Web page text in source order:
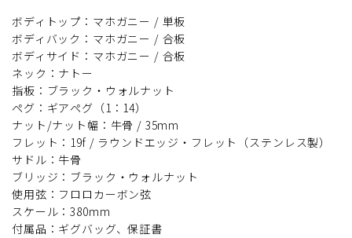
ボディトップ：マホガニー / 単板
ボディバック：マホガニー / 合板
ボディサイド：マホガニー / 合板
ネック：ナトー
指板：ブラック・ウォルナット
ペグ：ギアペグ（1：14）
ナット/ナット幅：牛骨 / 35mm
フレット：19f / ラウンドエッジ・フレット（ステンレス製）
サドル：牛骨
ブリッジ：ブラック・ウォルナット
使用弦：フロロカーボン弦
スケール：380mm
付属品：ギグバッグ、保証書